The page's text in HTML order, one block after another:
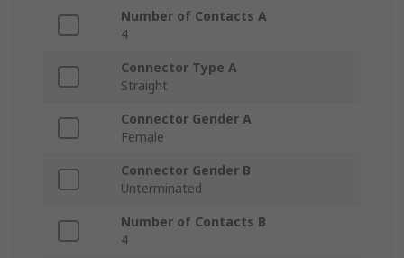
Number of Contacts A
4
Connector Type A
Straight
Connector Gender A
Female
Connector Gender B
Unterminated
Number of Contacts B
4